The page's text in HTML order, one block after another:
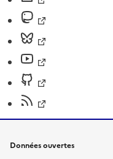
Données ouvertes